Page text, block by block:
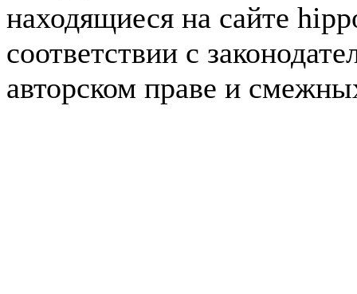
находящиеся на сайте
соответствии с
авторском праве и